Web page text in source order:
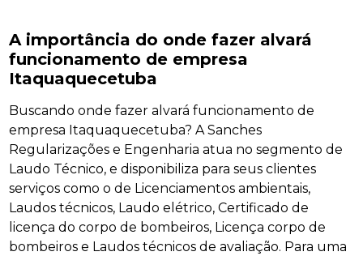
A importância do onde fazer alvará
funcionamento de empresa
Itaquaquecetuba
Buscando onde fazer alvará funcionamento de
empresa Itaquaquecetuba? A Sanches
Regularizações e Engenharia atua no segmento de
Laudo Técnico, e disponibiliza para seus clientes
serviços como o de Licenciamentos ambientais,
Laudos técnicos, Laudo elétrico, Certificado de
licença do corpo de bombeiros, Licença corpo de
bombeiros e Laudos técnicos de avaliação. Para uma